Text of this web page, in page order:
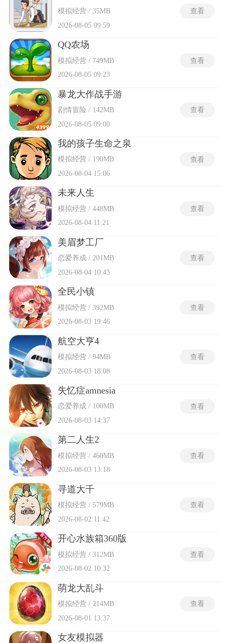
模拟经营 / 35MB
2026-08-05 09:59
查看
QQ农场
模拟经营 / 749MB
2026-08-05 09:23
查看
暴龙大作战手游
剧情冒险 / 142MB
2026-08-05 09:00
查看
我的孩子生命之泉
模拟经营 / 190MB
2026-08-04 15:06
查看
未来人生
模拟经营 / 448MB
2026-08-04 11:21
查看
美眉梦工厂
恋爱养成 / 201MB
2026-08-04 10:43
查看
全民小镇
模拟经营 / 392MB
2026-08-03 19:46
查看
航空大亨4
模拟经营 / 94MB
2026-08-03 18:08
查看
失忆症amnesia
恋爱养成 / 100MB
2026-08-03 14:37
查看
第二人生2
模拟经营 / 460MB
2026-08-03 13:18
查看
寻道大千
模拟经营 / 579MB
2026-08-02 11:42
查看
开心水族箱360版
模拟经营 / 312MB
2026-08-02 10:32
查看
萌龙大乱斗
模拟经营 / 214MB
2026-08-01 13:37
查看
女友模拟器